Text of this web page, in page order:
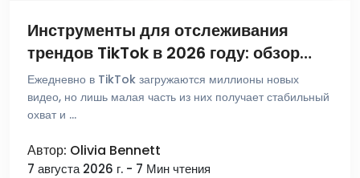
Инструменты для отслеживания
трендов TikTok в 2026 году: обзор
лучших платформ для поиска и
аналитики
Ежедневно в TikTok загружаются миллионы новых
видео, но лишь малая часть из них получает стабильный
охват и …
Автор: Olivia Bennett
7 августа 2026 г. - 7 Мин чтения